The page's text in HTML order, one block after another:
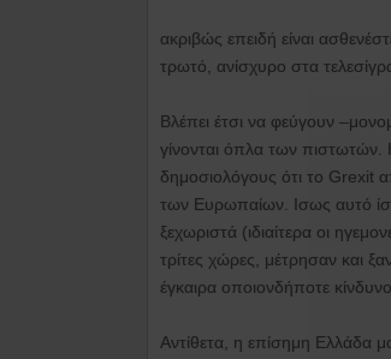
ακριβώς επειδή είναι
τρωτό, ανίσχυρο στα
Βλέπει έτσι να φεύγουν
γίνονται όπλα των πιστωτών.
δημοσιολόγους ότι το Grexit
των Ευρωπαίων. Ισως αυτό
ξεχωριστά (ιδιαίτερα οι
τρίτες χώρες, μέτρησαν και
έγκαιρα οποιονδήποτε κίνδυνο.
Αντίθετα, η επίσημη Ελλάδα